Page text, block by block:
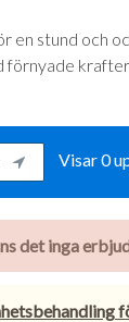
en stund och
förnyade
Visar 0
det inga